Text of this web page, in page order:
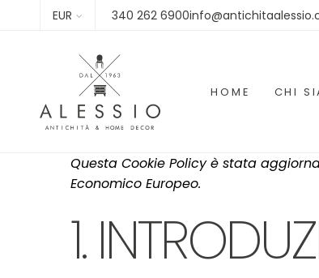
EUR 340 262
HOME CHI
Questa Cookie Policy è stata
Economico Europeo.
1.